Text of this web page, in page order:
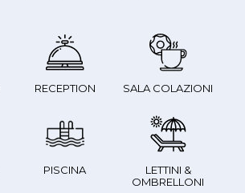
RECEPTION SALA COLAZIONI
PISCINA
LETTINI &
OMBRELLONI